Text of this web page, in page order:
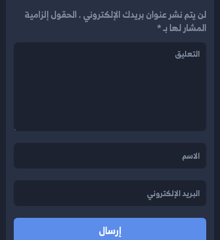
لن يتم نشر عنوان بريدك الإلكتروني . الحقول إلزامية
المشار لها بـ *
إرسال